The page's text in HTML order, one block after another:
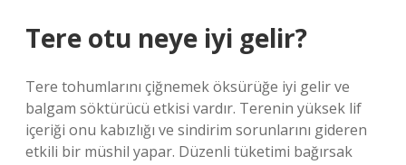
Tere otu neye iyi gelir?
Tere tohumlarını çiğnemek öksürüğe iyi gelir ve
balgam söktürücü etkisi vardır. Terenin yüksek lif
içeriği onu kabızlığı ve sindirim sorunlarını gideren
etkili bir müshil yapar. Düzenli tüketimi bağırsak